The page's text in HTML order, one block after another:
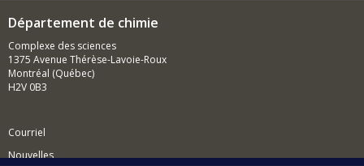
Département de chimie
Complexe des sciences
1375 Avenue Thérèse-Lavoie-Roux
Montréal (Québec)
H2V 0B3
Courriel
Nouvelles